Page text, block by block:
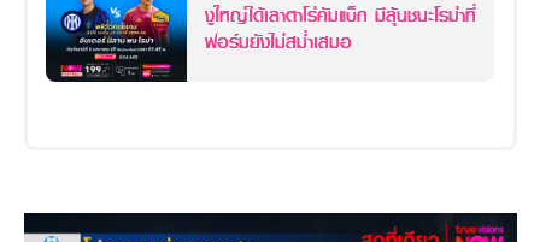
งูใหญ่ได้เลาตาโร่คัมแบ็ก มีลุ้นชนะโรม่าที่
ฟอร์มยังไม่สม่ำเสมอ